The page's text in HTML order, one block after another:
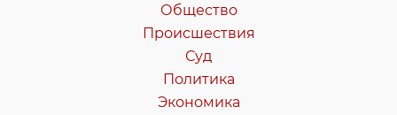
Общество
Происшествия
Суд
Политика
Экономика